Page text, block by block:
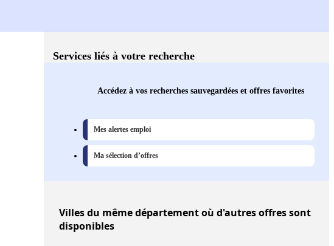
Services liés à votre recherche
Accédez à vos recherches sauvegardées et offres favorites
Mes alertes emploi
Ma sélection d’offres
Villesdu même département où d'autres offres sont
disponibles